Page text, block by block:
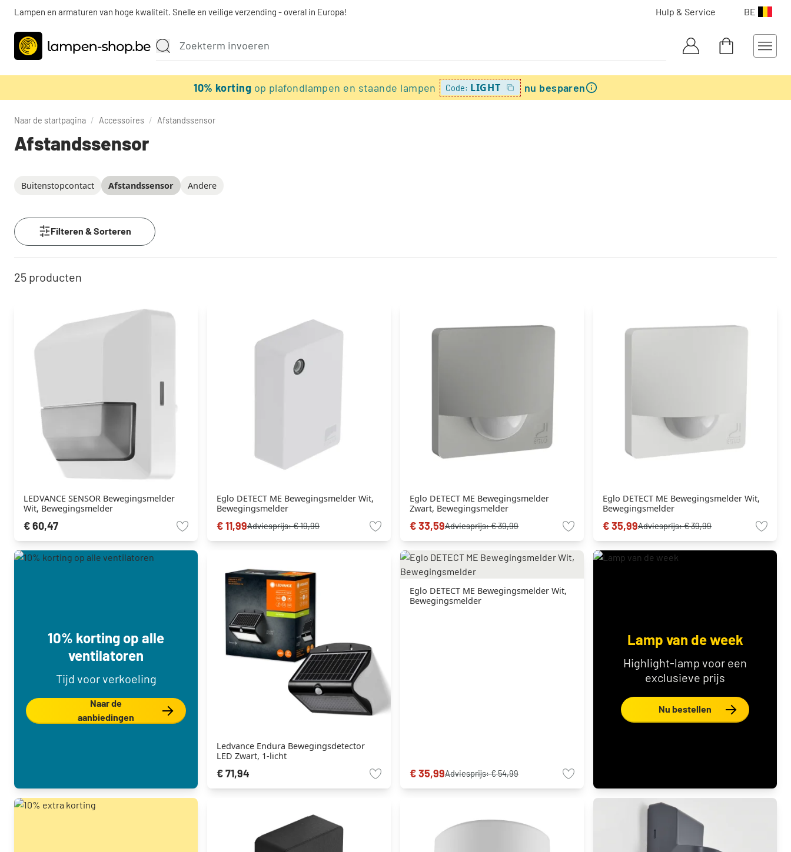
Lampen en armaturen van hoge kwaliteit. Snelle en veilige verzending - overal in Europa! Hulp & Service BE
10% korting op plafondlampen en staande lampen Code: LIGHT nu besparen
Naar de startpagina / Accessoires / Afstandssensor
Afstandssensor
Buitenstopcontact Afstandssensor Andere
Filteren & Sorteren
25 producten
LEDVANCE SENSOR Bewegingsmelder
Wit, Bewegingsmelder
€ 60,47
Eglo DETECT ME Bewegingsmelder Wit,
Bewegingsmelder
€ 11,99Adviesprijs:€ 19,99
Eglo DETECT ME Bewegingsmelder
Zwart, Bewegingsmelder
€ 33,59Adviesprijs:€ 39,99
Eglo DETECT ME Bewegingsmelder Wit,
Bewegingsmelder
€ 35,99Adviesprijs:€ 39,99
10% korting op alle
ventilatoren
Tijd voor verkoeling
Naar de
aanbiedingen
Ledvance Endura Bewegingsdetector
LED Zwart, 1-licht
€ 71,94
Eglo DETECT ME Bewegingsmelder Wit,
Bewegingsmelder
€ 35,99Adviesprijs:€ 54,99
Lamp van de week
Highlight-lamp voor een
exclusieve prijs
Nu bestellen